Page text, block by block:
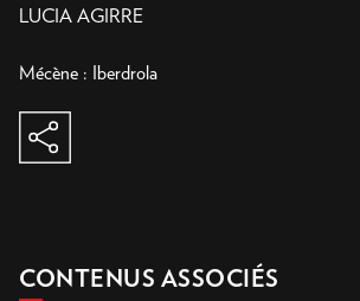
LUCIA AGIRRE
Mécène : Iberdrola
share
CONTENUS ASSOCIÉS